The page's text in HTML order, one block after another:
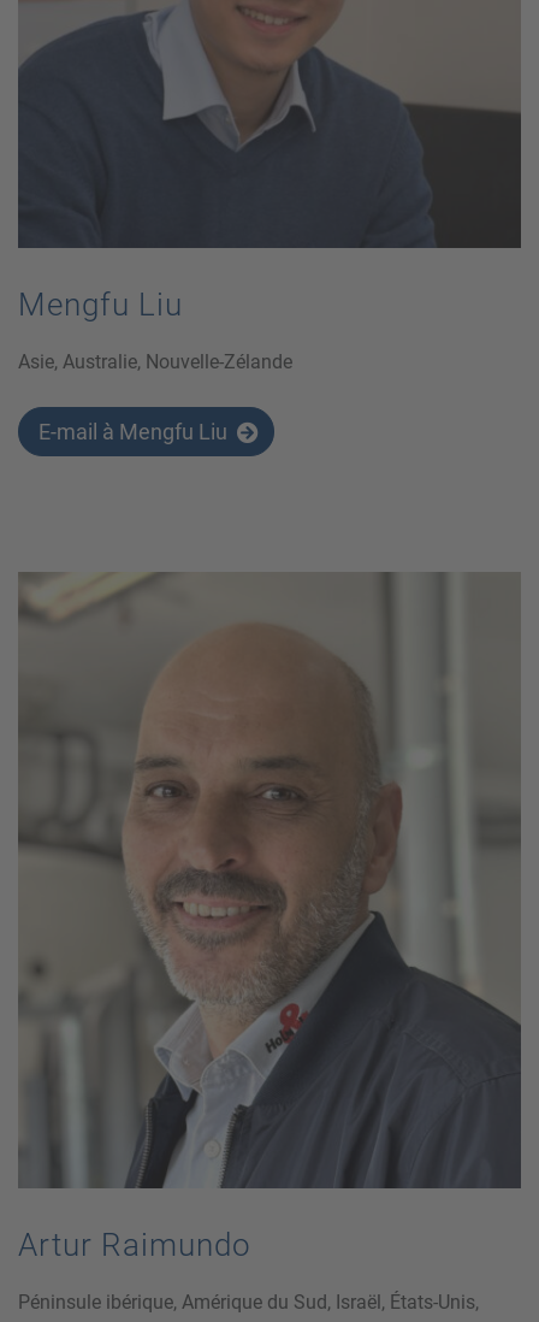
Mengfu Liu
Asie, Australie, Nouvelle-Zélande
E-mail à Mengfu Liu
Artur Raimundo
Péninsule ibérique, Amérique du Sud, Israël, États-Unis,